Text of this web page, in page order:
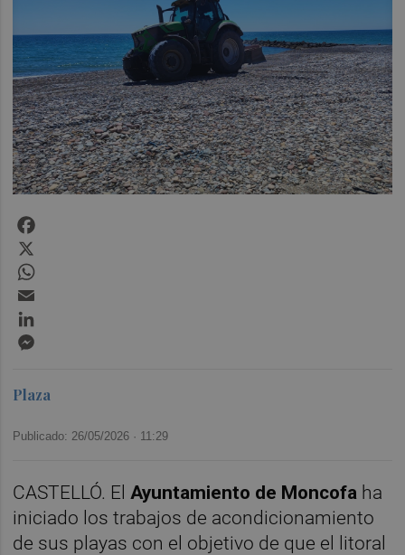
Plaza
Publicado: 26/05/2026 · 11:29
CASTELLÓ. El Ayuntamiento de Moncofa ha
iniciado los trabajos de acondicionamiento
de sus playas con el objetivo de que el litoral